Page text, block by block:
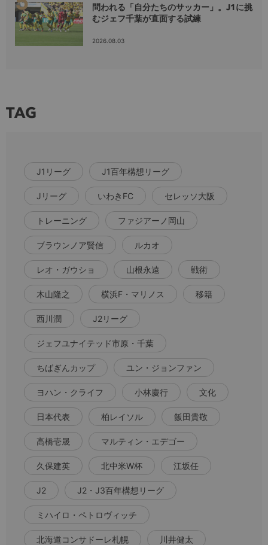
問われる「自分たちのサッカー」。J1に挑
むジェフ千葉が直面する試練
2026.08.03
TAG
J1リーグ J1百年構想リーグ
Jリーグ いわきFC セレッソ大阪
トレーニング ファジアーノ岡山
ブラウンノア賢信 ルカオ
レオ・ガウショ 山根永遠 戦術
木山隆之 横浜F・マリノス 移籍
西川潤 J2リーグ
ジェフユナイテッド市原・千葉
ちばぎんカップ ユン・ジョンファン
ヨハン・クライフ 小林慶行 文化
日本代表 柏レイソル 飯田貴敬
高橋壱晟 マルティン・エデゴー
久保建英 北中米W杯 江坂任
J2 J2・J3百年構想リーグ
ミハイロ・ペトロヴィッチ
北海道コンサドーレ札幌 川井健太